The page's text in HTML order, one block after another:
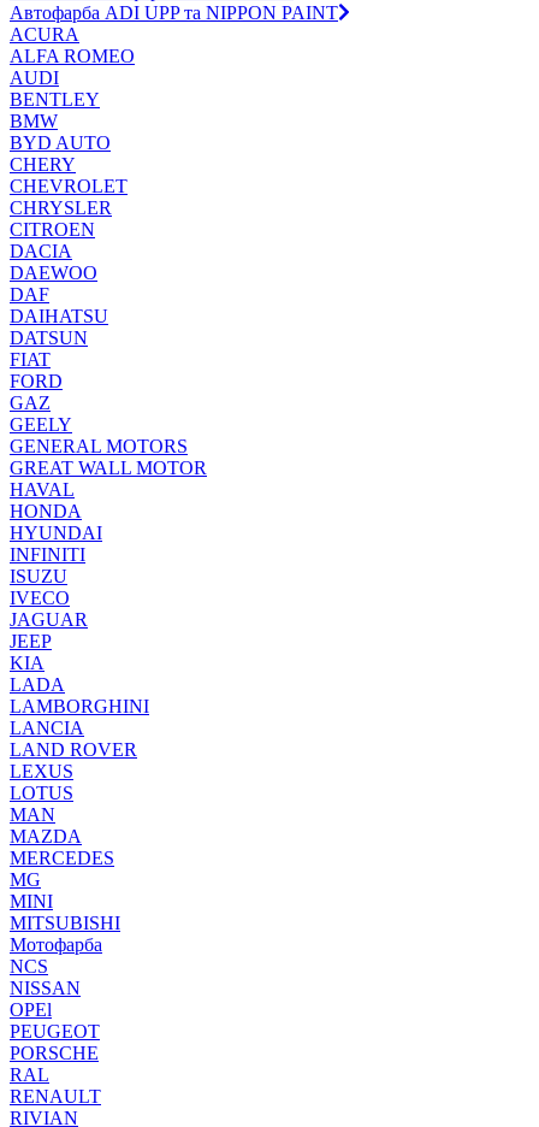
Автофарба ADI UPP та NIPPON PAINT
ACURA
ALFA ROMEO
AUDI
BENTLEY
BMW
BYD AUTO
CHERY
CHEVROLET
CHRYSLER
CITROEN
DACIA
DAEWOO
DAF
DAIHATSU
DATSUN
FIAT
FORD
GAZ
GEELY
GENERAL MOTORS
GREAT WALL MOTOR
HAVAL
HONDA
HYUNDAI
INFINITI
ISUZU
IVECO
JAGUAR
JEEP
KIA
LADA
LAMBORGHINI
LANCIA
LAND ROVER
LEXUS
LOTUS
MAN
MAZDA
MERCEDES
MG
MINI
MITSUBISHI
Мотофарба
NCS
NISSAN
OPEl
PEUGEOT
PORSCHE
RAL
RENAULT
RIVIAN